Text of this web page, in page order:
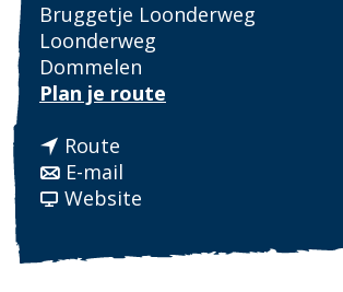
Bruggetje Loonderweg
Loonderweg
Dommelen
Plan je route
c
Route
a
a
D
E-mail
a
r
Website
n